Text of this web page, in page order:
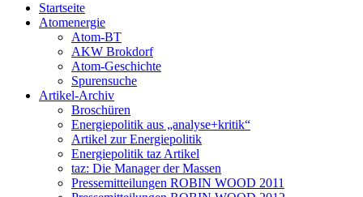
Startseite
Atomenergie
Atom-BT
AKW Brokdorf
Atom-Geschichte
Spurensuche
Artikel-Archiv
Broschüren
Energiepolitik aus „analyse+kritik“
Artikel zur Energiepolitik
Energiepolitik taz Artikel
taz: Die Manager der Massen
Pressemitteilungen ROBIN WOOD 2011